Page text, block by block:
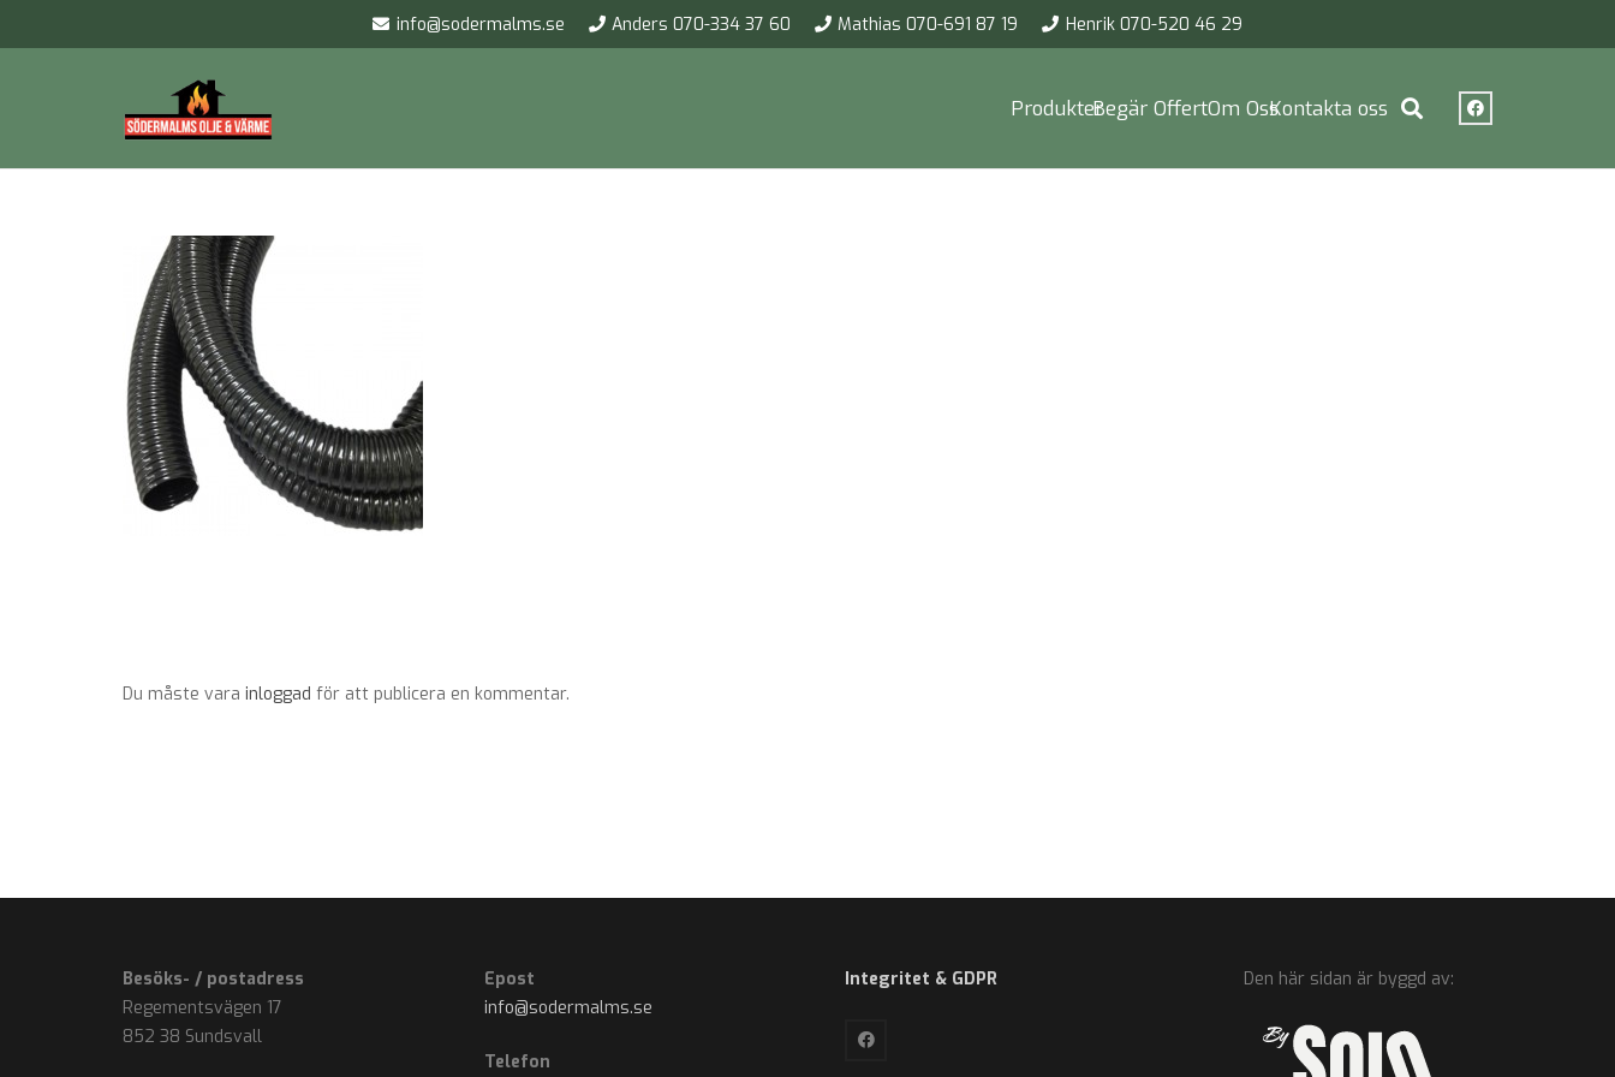
info@sodermalms.se Anders 070-334 37 60 Mathias 070-691 87 19 Henrik 070-520 46 29
ProdukterBegär OffertOm OssKontakta oss
Du måste vara inloggad för att publicera en kommentar.
Besöks- / postadress
Regementsvägen 17
852 38 Sundsvall
Epost
info@sodermalms.se
Telefon
Integritet & GDPR Den här sidan är byggd av: